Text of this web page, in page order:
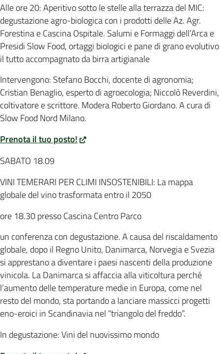
Alle ore 20: Aperitivo sotto le stelle alla terrazza del MIC:
degustazione agro-biologica con i prodotti delle Az. Agr.
Forestina e Cascina Ospitale. Salumi e Formaggi dell’Arca e
Presidi Slow Food, ortaggi biologici e pane di grano evolutivo
il tutto accompagnato da birra artigianale
Intervengono: Stefano Bocchi, docente di agronomia;
Cristian Benaglio, esperto di agroecologia; Niccolò Reverdini,
coltivatore e scrittore. Modera Roberto Giordano. A cura di
Slow Food Nord Milano.
Prenota il tuo posto!
SABATO 18.09
VINI TEMERARI PER CLIMI INSOSTENIBILI: La mappa
globale del vino trasformata entro il 2050
ore 18.30 presso Cascina Centro Parco
un conferenza con degustazione. A causa del riscaldamento
globale, dopo il Regno Unito, Danimarca, Norvegia e Svezia
si apprestano a diventare i paesi nascenti della produzione
vinicola. La Danimarca si affaccia alla viticoltura perché
l’aumento delle temperature medie in Europa, come nel
resto del mondo, sta portando a lanciare massicci progetti
eno-eroici in Scandinavia nel “triangolo del freddo”.
In degustazione: Vini del nuovissimo mondo